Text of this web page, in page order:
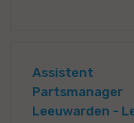
Assistent
Partsmanager
Leeuwarden -